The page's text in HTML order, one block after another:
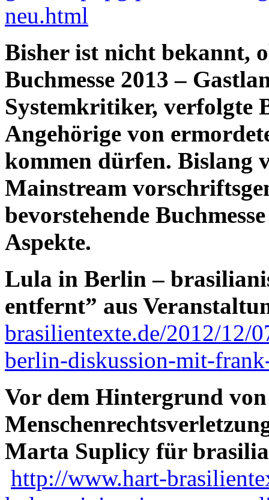
neu.html
Bisher ist nicht bekannt,
Buchmesse 2013 –
Systemkritiker, verfolgte
Angehörige von
kommen dürfen. Bislang
Mainstream
bevorstehende
Aspekte.
Lula in Berlin –
entfernt” aus
brasilientexte.de/2012/12/
berlin-diskussion-mit-
Vor dem Hintergrund
Marta Suplicy für
http://www.hart-